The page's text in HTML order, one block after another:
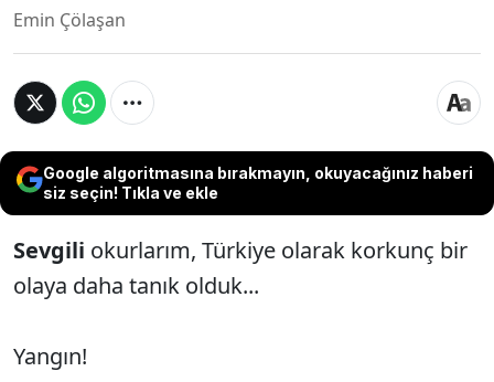
Emin Çölaşan
Google algoritmasına bırakmayın, okuyacağınız haberi
siz seçin! Tıkla ve ekle
Sevgili okurlarım, Türkiye olarak korkunç bir
olaya daha tanık olduk...
Yangın!